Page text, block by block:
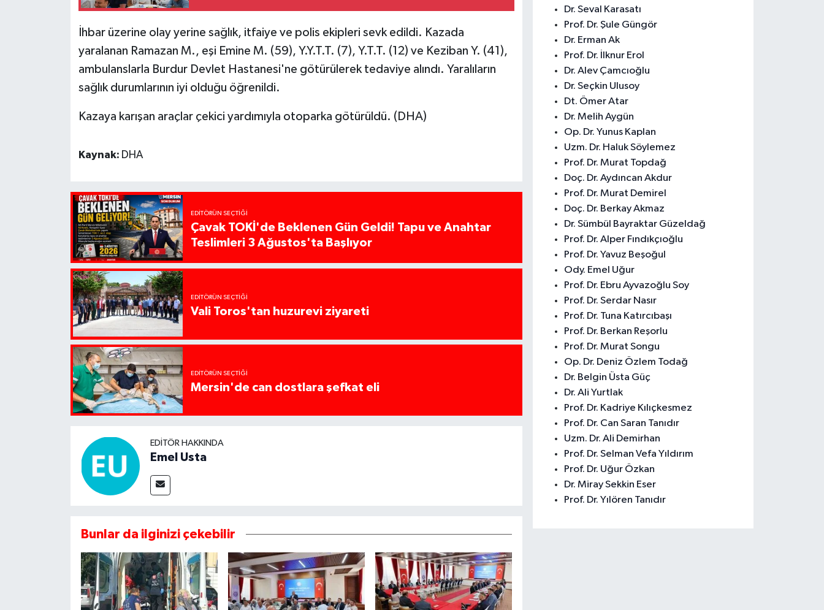
İhbar üzerine olay yerine sağlık, itfaiye ve polis ekipleri sevk edildi. Kazada
yaralanan Ramazan M., eşi Emine M. (59), Y.Y.T.T. (7), Y.T.T. (12) ve Keziban Y. (41),
ambulanslarla Burdur Devlet Hastanesi'ne götürülerek tedaviye alındı. Yaralıların
sağlık durumlarının iyi olduğu öğrenildi.
Kazaya karışan araçlar çekici yardımıyla otoparka götürüldü. (DHA)
Kaynak: DHA
EDITÖRÜN SEÇTIĞI
Çavak TOKİ'de Beklenen Gün Geldi! Tapu ve Anahtar
Teslimleri 3 Ağustos'ta Başlıyor
EDITÖRÜN SEÇTIĞI
Vali Toros'tan huzurevi ziyareti
EDITÖRÜN SEÇTIĞI
Mersin'de can dostlara şefkat eli
EDITÖR HAKKINDA
Emel Usta
Bunlar da ilginizi çekebilir
Dr. Seval Karasatı
Prof. Dr. Şule Güngör
Dr. Erman Ak
Prof. Dr. İlknur Erol
Dr. Alev Çamcıoğlu
Dr. Seçkin Ulusoy
Dt. Ömer Atar
Dr. Melih Aygün
Op. Dr. Yunus Kaplan
Uzm. Dr. Haluk Söylemez
Prof. Dr. Murat Topdağ
Doç. Dr. Aydıncan Akdur
Prof. Dr. Murat Demirel
Doç. Dr. Berkay Akmaz
Dr. Sümbül Bayraktar Güzeldağ
Prof. Dr. Alper Fındıkçıoğlu
Prof. Dr. Yavuz Beşoğul
Ody. Emel Uğur
Prof. Dr. Ebru Ayvazoğlu Soy
Prof. Dr. Serdar Nasır
Prof. Dr. Tuna Katırcıbaşı
Prof. Dr. Berkan Reşorlu
Prof. Dr. Murat Songu
Op. Dr. Deniz Özlem Todağ
Dr. Belgin Üsta Güç
Dr. Ali Yurtlak
Prof. Dr. Kadriye Kılıçkesmez
Prof. Dr. Can Saran Tanıdır
Uzm. Dr. Ali Demirhan
Prof. Dr. Selman Vefa Yıldırım
Prof. Dr. Uğur Özkan
Dr. Miray Sekkin Eser
Prof. Dr. Yılören Tanıdır